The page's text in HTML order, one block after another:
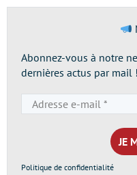
Abonnez-vous à notre
dernières actus par mail !
Politique de confidentialité